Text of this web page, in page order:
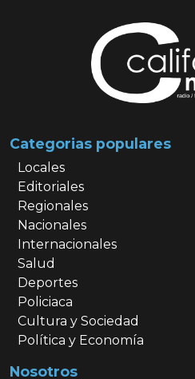
Categorias populares
Locales
Editoriales
Regionales
Nacionales
Internacionales
Salud
Deportes
Policiaca
Cultura y Sociedad
Política y Economía
Nosotros